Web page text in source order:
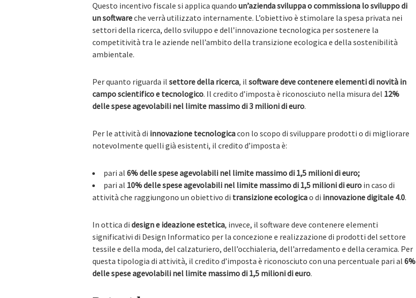
Questo incentivo fiscale si applica quando un’azienda sviluppa o commissiona lo sviluppo di
un softwareche verrà utilizzato internamente. L’obiettivo è stimolare la spesa privata nei
settori della ricerca, dello sviluppo e dell’innovazione tecnologica per sostenere la
competitività tra le aziende nell’ambito della transizione ecologica e della sostenibilità
ambientale.
Per quanto riguarda il settore della ricerca, il software deve contenere elementi di novità in
campo scientifico e tecnologico. Il credito d’imposta è riconosciuto nella misura del 12%
delle spese agevolabili nel limite massimo di 3 milioni di euro.
Per le attività di innovazione tecnologicacon lo scopo di sviluppare prodotti o di migliorare
notevolmente quelli già esistenti, il credito d’imposta è:
pari al 6% delle spese agevolabili nel limite massimo di 1,5 milioni di euro;
pari al 10% delle spese agevolabili nel limite massimo di 1,5 milioni di euro in caso di
attività che raggiungono un obiettivo di transizione ecologicao di innovazione digitale 4.0.
In ottica di design e ideazione estetica, invece, il software deve contenere elementi
significativi di Design Informatico per la concezione e realizzazione di prodotti del settore
tessile e della moda, del calzaturiero, dell’occhialeria, dell’arredamento e della ceramica. Per
questa tipologia di attività, il credito d’imposta è riconosciuto con una percentuale pari al 6%
delle spese agevolabili nel limite massimo di 1,5 milioni di euro.